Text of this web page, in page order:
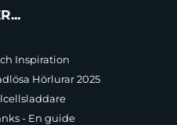
Inspiration
Hörlurar 2025
- En guide